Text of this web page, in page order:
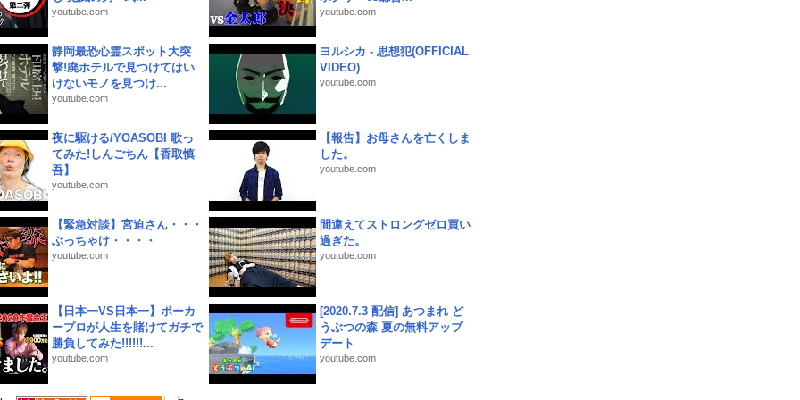
youtube.com youtube.com
静岡最恐心霊スポット大突
撃!廃ホテルで見つけてはい
けないモノを見つけ...
youtube.com
ヨルシカ - 思想犯(OFFICIAL
VIDEO)
youtube.com
夜に駆ける/YOASOBI 歌っ
てみた!しんごちん【香取慎
吾】
youtube.com
【報告】お母さんを亡くしま
した。
youtube.com
【緊急対談】宮迫さん・・・
ぶっちゃけ・・・・
youtube.com
間違えてストロングゼロ買い
過ぎた。
youtube.com
【日本一VS日本一】ポーカ
ープロが人生を賭けてガチで
勝負してみた!!!!!!...
youtube.com
[2020.7.3 配信] あつまれ ど
うぶつの森 夏の無料アップ
デート
youtube.com